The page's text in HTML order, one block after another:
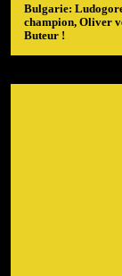
Bulgarie:
champion, Oliver
Buteur !